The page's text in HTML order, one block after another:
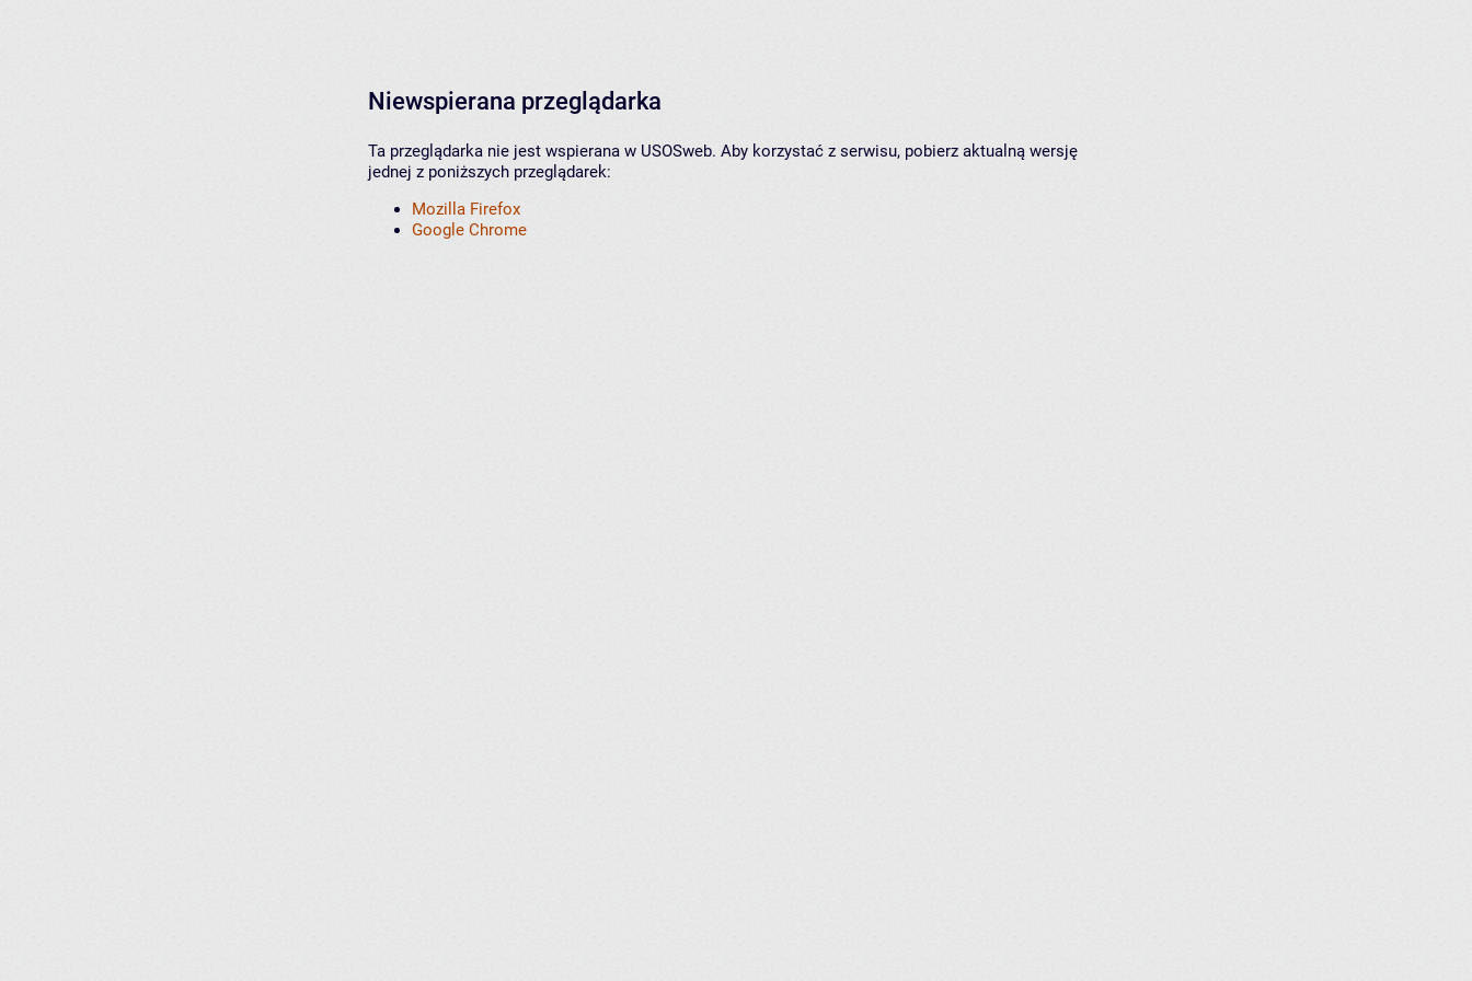
Niewspierana przeglądarka
Ta przeglądarka nie jest wspierana w USOSweb. Aby korzystać z serwisu, pobierz aktualną wersję
jednej z poniższych przeglądarek:
Mozilla Firefox
Google Chrome